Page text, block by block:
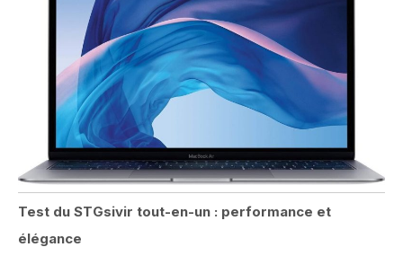
Test du STGsivir tout-en-un : performance et
élégance